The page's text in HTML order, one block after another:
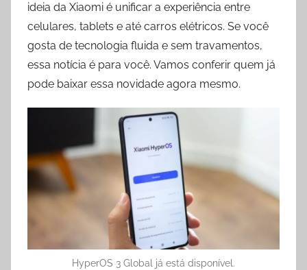
ideia da Xiaomi é unificar a experiência entre
celulares, tablets e até carros elétricos. Se você
gosta de tecnologia fluida e sem travamentos,
essa notícia é para você. Vamos conferir quem já
pode baixar essa novidade agora mesmo.
HyperOS 3 Global já está disponível.